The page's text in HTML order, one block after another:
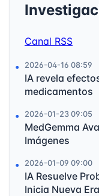
Canal RSS
2026-04-16 08:59
IA revela
medicamentos
2026-01-23 09:05
MedGemma
Imágenes
2026-01-09 09:00
IA Resuelve
Inicia Nueva Era